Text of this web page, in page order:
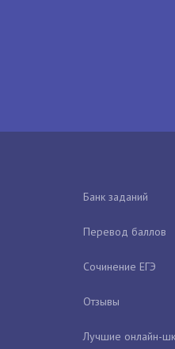
Банк заданий
Перевод баллов
Сочинение ЕГЭ
Отзывы
Лучшие онлайн-